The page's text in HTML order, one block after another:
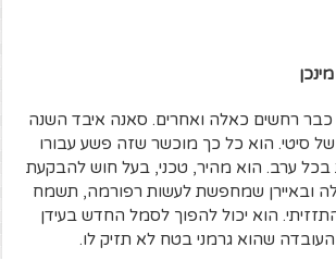
רחשים כאלה ואחרים. סאנה איבד השנה
סיטי. הוא כל כך מוכשר שזה פשע עבורו
90 דקות בכל ערב. הוא מהיר, טכני, בעל חוש להבקעת
ובאיירן שמחפשת לעשות רפורמה, תשמח
הוא יכול להפוך לסמל החדש בעידן
העובדה שהוא גרמני בטח לא תזיק לו.